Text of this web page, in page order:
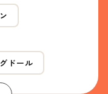
ドール